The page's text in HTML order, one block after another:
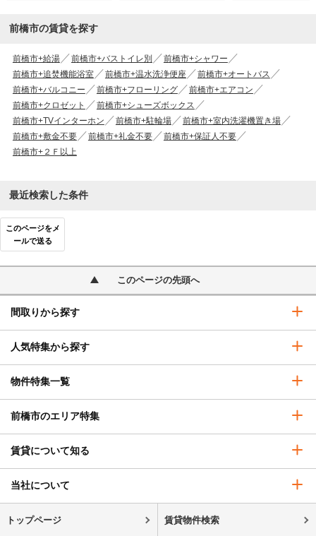
前橋市の賃貸を探す
前橋市+給湯 前橋市+バストイレ別
前橋市+シャワー
前橋市+追焚機能浴室
前橋市+温水洗浄便座
前橋市+オートバス
前橋市+バルコニー
前橋市+フローリング
前橋市+エアコン
前橋市+クロゼット
前橋市+シューズボックス
前橋市+TVインターホン
前橋市+駐輪場
前橋市+室内洗濯機置き場
前橋市+敷金不要
前橋市+礼金不要
前橋市+保証人不要
前橋市+２Ｆ以上
最近検索した条件
このページをメ
ールで送る
このページの先頭へ
間取りから探す
人気特集から探す
物件特集一覧
前橋市のエリア特集
賃貸について知る
当社について
トップページ 賃貸物件検索